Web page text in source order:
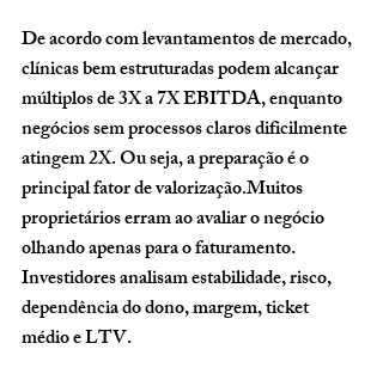
De acordo com levantamentos de mercado,
clínicas bem estruturadas podem alcançar
múltiplos de 3X a 7X EBITDA, enquanto
negócios sem processos claros dificilmente
atingem 2X. Ou seja, a preparação é o
principal fator de valorização.Muitos
proprietários erram ao avaliar o negócio
olhando apenas para o faturamento.
Investidores analisam estabilidade, risco,
dependência do dono, margem, ticket
médio e LTV.